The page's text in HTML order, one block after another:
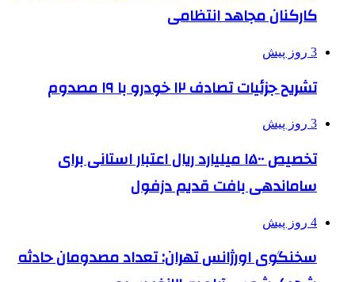
کارکنان مجاهد انتظامی
3 روز پیش
تشریح جزئیات تصادف ۱۲ خودرو با ۱۹ مصدوم
3 روز پیش
تخصیص ۱۵۰۰ میلیارد ریال اعتبار استانی برای
ساماندهی بافت قدیم دزفول
4 روز پیش
سخنگوی اورژانس تهران: تعداد مصدومان حادثه